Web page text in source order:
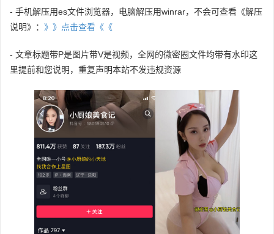
- 手机解压用es文件浏览器，电脑解压用winrar，不会可查看《解压
说明》： 》》点击查看《《
- 文章标题带P是图片带V是视频，全网的微密圈文件均带有水印这
里提前和您说明，重复声明本站不发违规资源